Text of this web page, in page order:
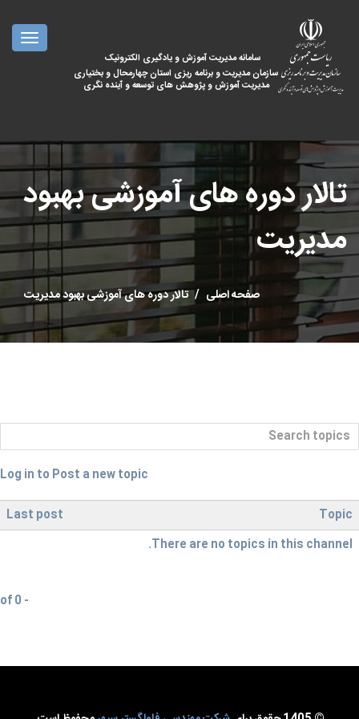
سامانه مدیریت آموزش و یادگیری الکترونیک
سازمان مدیریت و برنامه ریزی استان چهارمحال و بختیاری
مدیریت آموزش و پژوهش های توسعه و آینده نگری
تالار دوره های آموزشی بهبود
مدیریت
صفحه اصلی تالار دوره های آموزشی بهبود مدیریت
Log in to Post a new topic
Topic
Last post
There are no topics in this channel.
- of 0